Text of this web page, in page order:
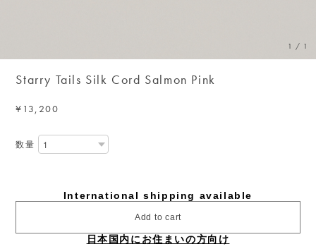
1 / 1
Starry Tails Silk Cord Salmon Pink
¥13,200
数量
International shipping available
Add to cart
日本国内にお住まいの方向け